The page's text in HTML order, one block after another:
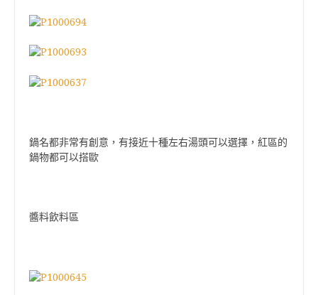
鍋名都非常有創意，有接近十種左右湯頭可以選擇，紅區的
鍋物都可以搭歐
醬料飲料區